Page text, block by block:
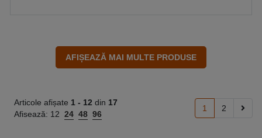
Articole afișate 1 - 12 din 17
Afisează: 12 24 48 96
1 2